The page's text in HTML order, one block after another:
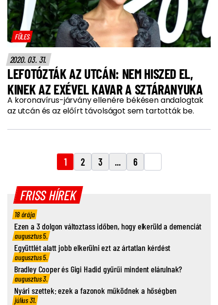
FÜLES
2020. 03. 31.
LEFOTÓZTÁK AZ UTCÁN: NEM HISZED EL,
KINEK AZ EXÉVEL KAVAR A SZTÁRANYUKA
A koronavírus-járvány ellenére békésen andalogtak
az utcán és az előírt távolságot sem tartották be.
1 2 3 ... 6
FRISS HÍREK
18 órája
Ezen a 3 dolgon változtass időben, hogy elkerüld a demenciát
augusztus 5.
Együttlét alatt jobb elkerülni ezt az ártatlan kérdést
augusztus 5.
Bradley Cooper és Gigi Hadid gyűrűi mindent elárulnak?
augusztus 3.
Nyári szettek: ezek a fazonok működnek a hőségben
július 31.